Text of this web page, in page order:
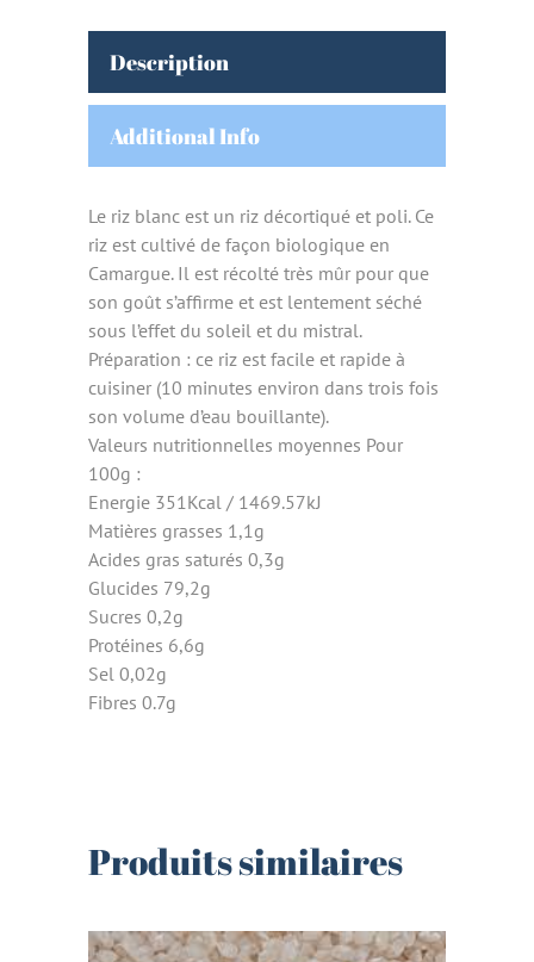
Description
Additional Info
Le riz blanc est un riz décortiqué et poli. Ce
riz est cultivé de façon biologique en
Camargue. Il est récolté très mûr pour que
son goût s’affirme et est lentement séché
sous l’effet du soleil et du mistral.
Préparation : ce riz est facile et rapide à
cuisiner (10 minutes environ dans trois fois
son volume d’eau bouillante).
Valeurs nutritionnelles moyennes Pour
100g :
Energie 351Kcal / 1469.57kJ
Matières grasses 1,1g
Acides gras saturés 0,3g
Glucides 79,2g
Sucres 0,2g
Protéines 6,6g
Sel 0,02g
Fibres 0.7g
Produits similaires